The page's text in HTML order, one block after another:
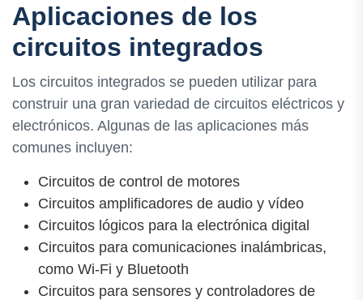
Aplicaciones de los
circuitos integrados
Los circuitos integrados se pueden utilizar para
construir una gran variedad de circuitos eléctricos y
electrónicos. Algunas de las aplicaciones más
comunes incluyen:
Circuitos de control de motores
Circuitos amplificadores de audio y vídeo
Circuitos lógicos para la electrónica digital
Circuitos para comunicaciones inalámbricas,
como Wi-Fi y Bluetooth
Circuitos para sensores y controladores de